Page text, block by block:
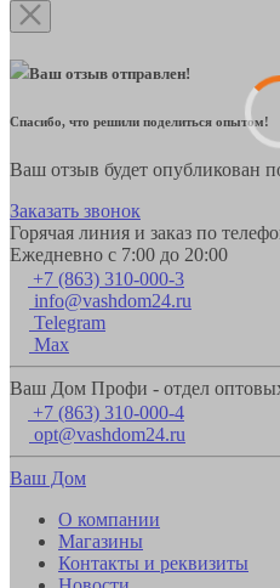
Ваш отзыв отправлен!
Спасибо, что решили поделиться опытом!
Ваш отзыв будет опубликован
Заказать звонок
Горячая линия и заказ по
Ежедневно с 7:00 до 20:00
+7 (863) 310-000-3
info@vashdom24.ru
Telegram
Max
Ваш Дом Профи - отдел
+7 (863) 310-000-4
opt@vashdom24.ru
Ваш Дом
О компании
Магазины
Контакты и реквизиты